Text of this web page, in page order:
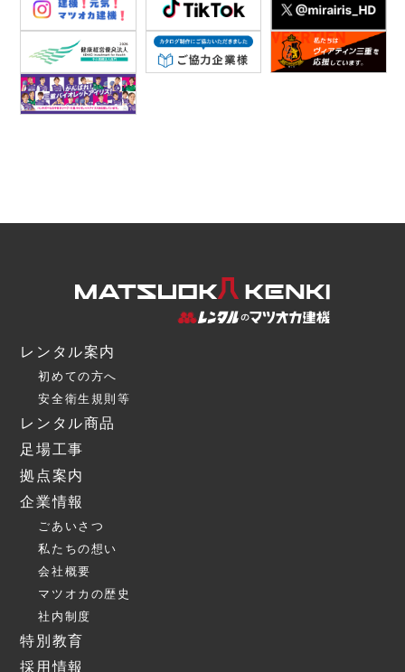
レンタル案内
初めての方へ
安全衛生規則等
レンタル商品
足場工事
拠点案内
企業情報
ごあいさつ
私たちの想い
会社概要
マツオカの歴史
社内制度
特別教育
採用情報